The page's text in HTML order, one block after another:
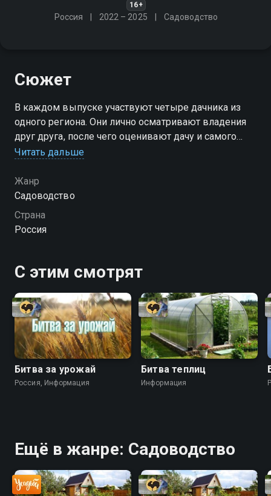
16+
Россия 2022 – 2025 Садоводство
Сюжет
В каждом выпуске участвуют четыре дачника из
одного региона. Они лично осматривают владения
друг друга, после чего оценивают дачу и самого
хозяина по следующим критериям: гостеприимство,
Посмотреть онлайн 3 сезон сериала Четыре дачи
вы можете совершенно бесплатно в хорошем HD
качестве на Смотрёшке
Читать дальше
Жанр
Садоводство
Страна
Россия
С этим смотрят
Битва за урожай
Россия, Информация
Битва теплиц
Информация
Ещё в жанре: Садоводство